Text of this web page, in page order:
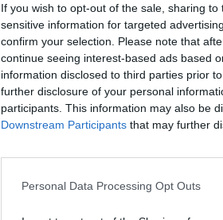
If you wish to opt-out of the sale, sharing
sensitive information for targeted
confirm your selection. Please note that
continue seeing interest-based ads based
information disclosed to third parties prior
further disclosure of your personal
participants. This information may also be
Downstream Participants that may further
Personal Data Processing Opt Outs
Bruyne prove di
(a 3,00) non
trasferimento
07.08 12:50 -
City, Maresca
a centrocampo:
Fernandez
acquisti fino ad
il dettaglio